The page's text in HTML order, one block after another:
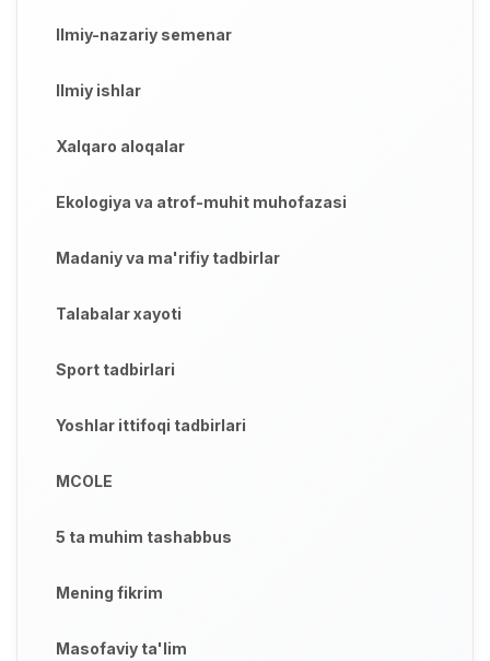
Ilmiy-nazariy semenar
Ilmiy ishlar
Xalqaro aloqalar
Ekologiya va atrof-muhit muhofazasi
Madaniy va ma'rifiy tadbirlar
Talabalar xayoti
Sport tadbirlari
Yoshlar ittifoqi tadbirlari
MCOLE
5 ta muhim tashabbus
Mening fikrim
Masofaviy ta'lim